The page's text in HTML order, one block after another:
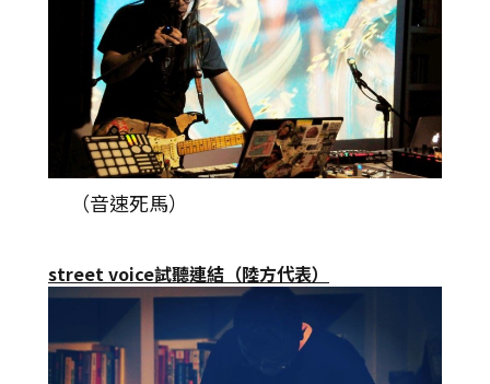
（音速死馬）
street voice試聽連結（陸方代表）